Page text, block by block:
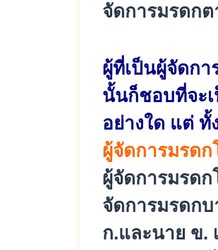
จัดการมรดก
ผู้ที่เป็นผู้จัดก
นั้นก็ชอบที่จะ
อย่างใด แต่
ผู้จัดการมรด
ผู้จัดการมรด
จัดการมรดก
ก.และนาย ข.